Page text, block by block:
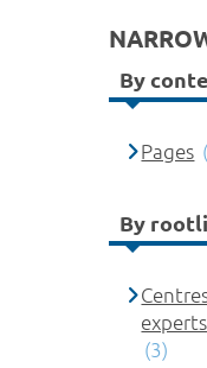
By
Pages
By
experts
(3)